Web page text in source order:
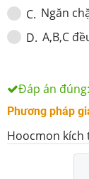
C. Ngăn
D. A,B,C
Đáp án đúng:
Phương pháp
Hoocmon kích